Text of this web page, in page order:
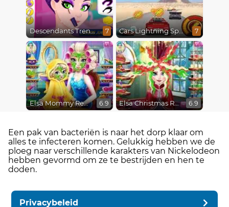
Descendants Trendsetters 7 Cars Lightning Speed 7
Elsa Mommy Real Makeover 6.9 Elsa Christmas Real Haircuts 6.9
Een pak van bacteriën is naar het dorp klaar om
alles te infecteren komen. Gelukkig hebben we de
ploeg naar verschillende karakters van Nickelodeon
hebben gevormd om ze te bestrijden en hen te
doden.
Privacybeleid